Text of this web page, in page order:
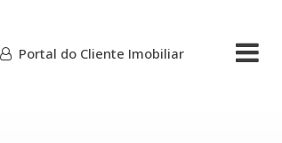
Portal do Cliente Imobiliar